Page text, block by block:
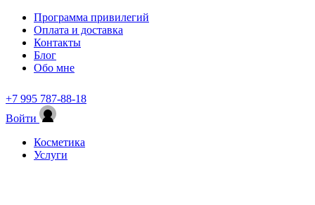
Программа привилегий
Оплата и доставка
Контакты
Блог
Обо мне
+7 995 787-88-18
Войти
Косметика
Услуги